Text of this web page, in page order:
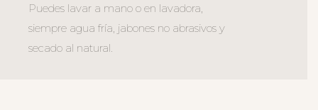
Puedes lavar a mano o en lavadora,
siempre agua fría, jabones no abrasivos y
secado al natural.